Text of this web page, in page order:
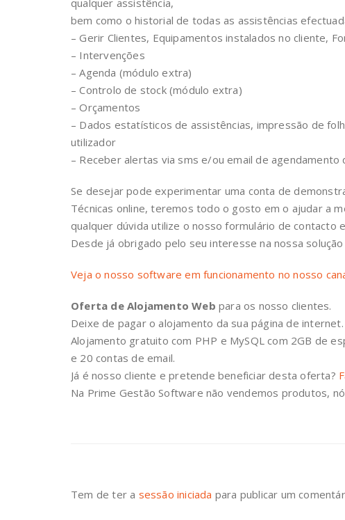
qualquer assistência,
bem como o historial de todas as assistências
– Gerir Clientes, Equipamentos instalados no cliente,
– Intervenções
– Agenda (módulo extra)
– Controlo de stock (módulo extra)
– Orçamentos
– Dados estatísticos de assistências, impressão de
utilizador
– Receber alertas via sms e/ou email de agendamento
Se desejar pode experimentar uma conta de
Técnicas online, teremos todo o gosto em o ajudar a
qualquer dúvida utilize o nosso formulário de contacto
Desde já obrigado pelo seu interesse na nossa
Veja o nosso software em funcionamento no nosso
Oferta de Alojamento Web para os nosso clientes.
Deixe de pagar o alojamento da sua página de internet.
Alojamento gratuito com PHP e MySQL com 2GB de
e 20 contas de email.
Já é nosso cliente e pretende beneficiar desta oferta?
Na Prime Gestão Software não vendemos produtos,
Tem de ter a sessão iniciada para publicar um